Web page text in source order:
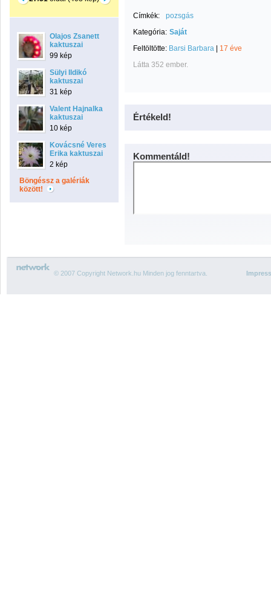
Olajos Zsanett
kaktuszai
99 kép
Sülyi Ildikó
kaktuszai
31 kép
Valent Hajnalka
kaktuszai
10 kép
Kovácsné Veres
Erika kaktuszai
2 kép
Böngéssz a galériák
között!
Címkék:
pozsgás
Kategória: Saját
Feltöltötte: Barsi Barbara
17 éve
Látta 352 ember.
Értékeld!
Kommentáld!
© 2007 Copyright Network.hu Minden jog fenntartva.